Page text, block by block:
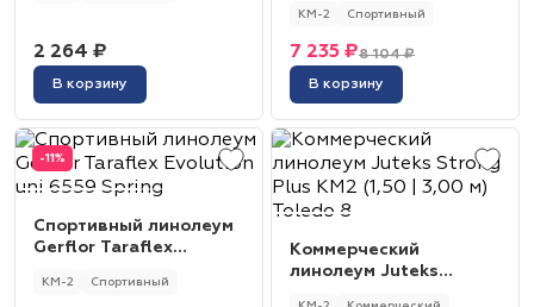
2 264 ₽
В корзину
London Light Blue
КМ-2 Спортивный
8 104 ₽
7 235 ₽
В корзину
-11%
Спортивный линолеум
Gerflor Taraflex
Spring
КМ-2 Спортивный
Коммерческий
линолеум Juteks